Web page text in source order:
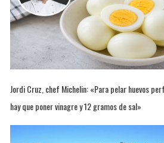
Jordi Cruz, chef Michelin: «Para pelar huevos
hay que poner vinagre y 12 gramos de sal»